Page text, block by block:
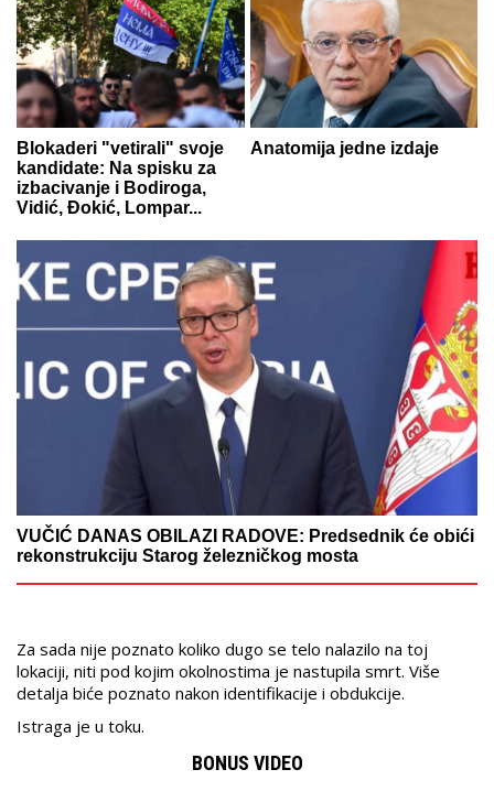
Blokaderi "vetirali" svoje
kandidate: Na spisku za
izbacivanje i Bodiroga,
Vidić, Đokić, Lompar...
Anatomija jedne izdaje
VUČIĆ DANAS OBILAZI RADOVE: Predsednik će obići
rekonstrukciju Starog železničkog mosta
Za sada nije poznato koliko dugo se telo nalazilo na toj
lokaciji, niti pod kojim okolnostima je nastupila smrt. Više
detalja biće poznato nakon identifikacije i obdukcije.
Istraga je u toku.
BONUS VIDEO